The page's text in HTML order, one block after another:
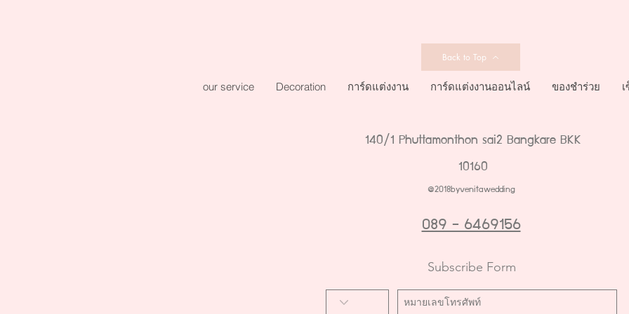
Back to Top
our service Decoration การ์ดแต่งงาน การ์ดแต่งงานออนไลน์ ของชำร่วย
140/1 Phuttamonthon sai2 Bangkare BKK
10160
@2018byvenitawedding
089 - 6469156
Subscribe Form